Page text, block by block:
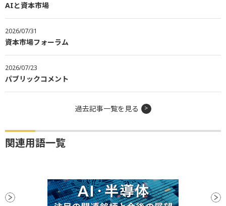
AIと資本市場
2026/07/31
資本市場フォーラム
2026/07/23
パブリックコメント
過去記事一覧を見る
関連用語一覧